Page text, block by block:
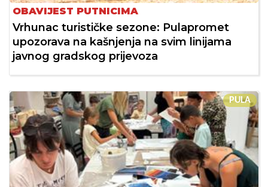
OBAVIJEST PUTNICIMA
Vrhunac turističke sezone: Pulapromet
upozorava na kašnjenja na svim linijama
javnog gradskog prijevoza
PULA